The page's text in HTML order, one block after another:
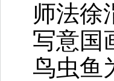
师法徐
写意国
鸟虫鱼